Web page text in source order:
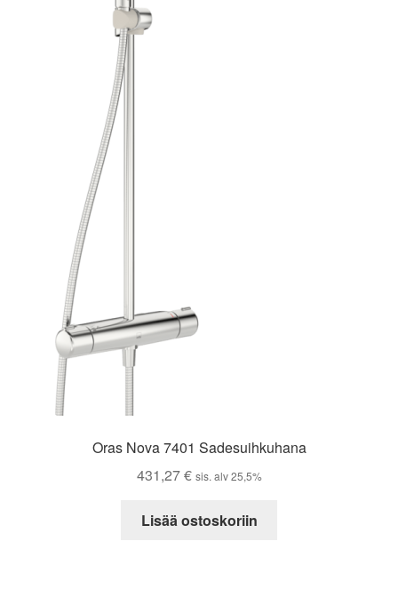
Oras Nova 7401 Sadesuihkuhana
431,27€ sis. alv 25,5%
Lisää ostoskoriin